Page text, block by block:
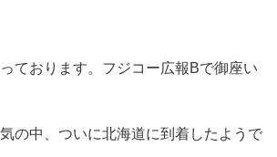
ております。フジコー広報Bで御座い
の中、ついに北海道に到着したようで